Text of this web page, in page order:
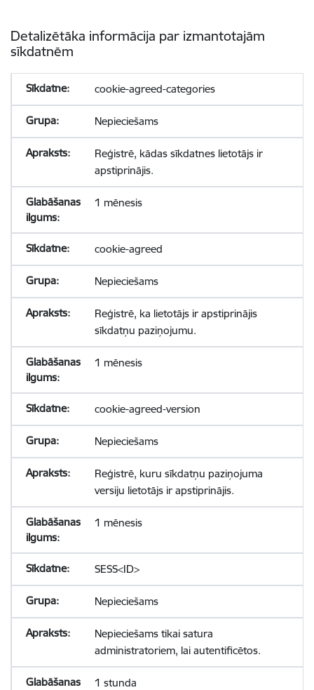
Detalizētāka informācija par izmantotajām
sīkdatnēm
cookie-agreed-categories
Nepieciešams
Reģistrē, kādas sīkdatnes lietotājs ir
apstiprinājis.
1 mēnesis
cookie-agreed
Nepieciešams
Reģistrē, ka lietotājs ir apstiprinājis
sīkdatņu paziņojumu.
1 mēnesis
cookie-agreed-version
Nepieciešams
Reģistrē, kuru sīkdatņu paziņojuma
versiju lietotājs ir apstiprinājis.
1 mēnesis
SESS<ID>
Nepieciešams
Nepieciešams tikai satura
administratoriem, lai autentificētos.
1 stunda